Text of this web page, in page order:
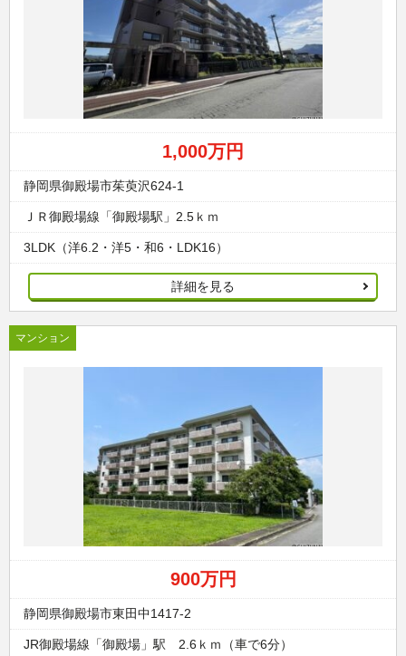
1,000万円
静岡県御殿場市茱萸沢624-1
ＪＲ御殿場線「御殿場駅」2.5ｋｍ
3LDK（洋6.2・洋5・和6・LDK16）
詳細を見る
マンション
900万円
静岡県御殿場市東田中1417-2
JR御殿場線「御殿場」駅 2.6ｋｍ（車で6分）